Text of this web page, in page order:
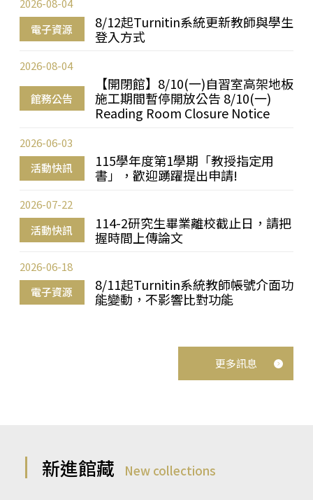
電子資源
8/12起Turnitin系統更新教師與學生
登入方式
2026-08-04
館務公告
【開閉館】8/10(一)自習室高架地板
施工期間暫停開放公告 8/10(一)
Reading Room Closure Notice
2026-08-04
活動快訊
115學年度第1學期「教授指定用
書」，歡迎踴躍提出申請!
2026-06-03
活動快訊
114-2研究生畢業離校截止日，請把
握時間上傳論文
2026-07-22
電子資源
8/11起Turnitin系統教師帳號介面功
能變動，不影響比對功能
2026-06-18
更多訊息
新進館藏 New collections